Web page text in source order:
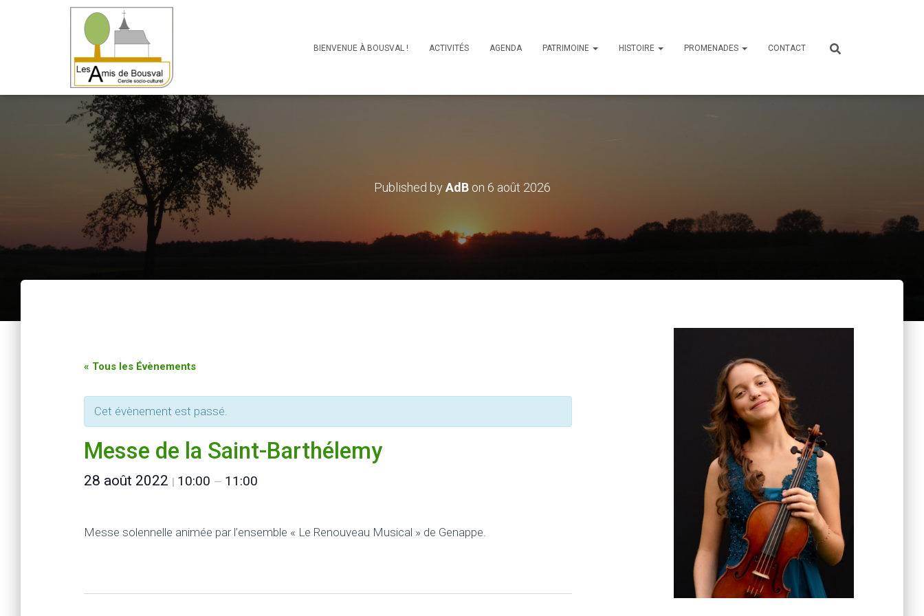
BIENVENUE À BOUSVAL ! ACTIVITÉS AGENDA PATRIMOINE HISTOIRE PROMENADES CONTACT
Published byAdBon 6 août 2026
« Tous les Évènements
Cet évènement est passé.
Messe de la Saint-Barthélemy
28 août 2022 | 10:00 — 11:00
Messe solennelle animée par l’ensemble « Le Renouveau Musical » de Genappe.